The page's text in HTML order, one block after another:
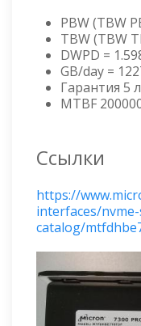
PBW (TBW
TBW (TBW
DWPD =
GB/day =
Гарантия 5
MTBF
Ссылки
https://
interfaces/
catalog/